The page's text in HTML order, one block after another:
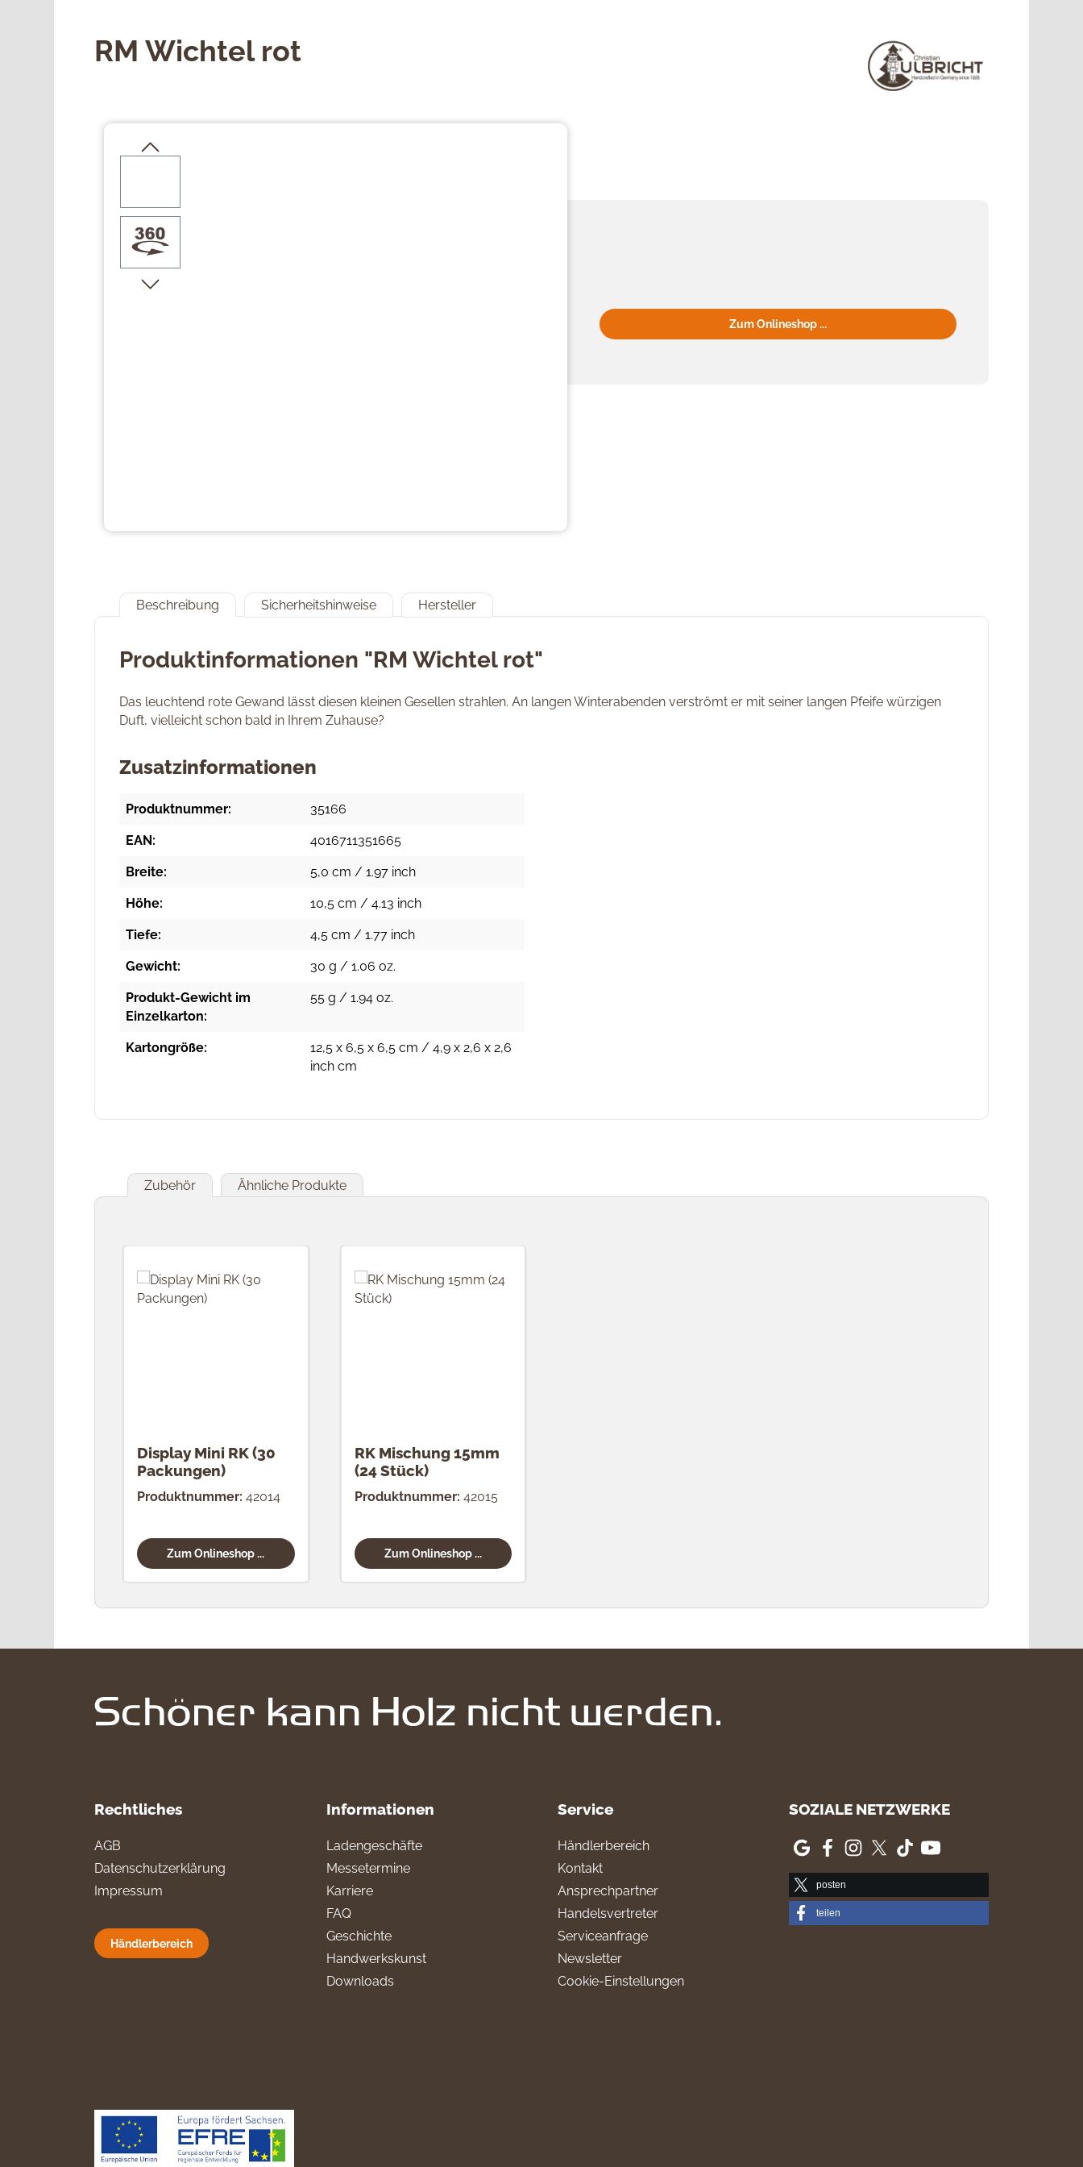
RM Wichtel rot
Zum Onlineshop ...
Beschreibung Sicherheitshinweise Hersteller
Produktinformationen "RM Wichtel rot"
Das leuchtend rote Gewand lässt diesen kleinen Gesellen strahlen. An langen Winterabenden verströmt er mit seiner langen Pfeife würzigen
Duft, vielleicht schon bald in Ihrem Zuhause?
Zusatzinformationen
Produktnummer: 35166
EAN: 4016711351665
Breite: 5,0 cm / 1.97 inch
Höhe: 10,5 cm / 4.13 inch
Tiefe: 4,5 cm / 1.77 inch
Gewicht: 30 g / 1.06 oz.
Produkt-Gewicht im
Einzelkarton:
55 g / 1.94 oz.
Kartongröße:
12,5 x 6,5 x 6,5 cm / 4,9 x 2,6 x 2,6
inch cm
Zubehör Ähnliche Produkte
Display Mini RK (30
Packungen)
Produktnummer: 42014
Zum Onlineshop ...
RK Mischung 15mm
(24 Stück)
Produktnummer: 42015
Zum Onlineshop ...
Rechtliches
AGB
Datenschutzerklärung
Impressum
Händlerbereich
Informationen
Ladengeschäfte
Messetermine
Karriere
FAQ
Geschichte
Handwerkskunst
Downloads
Service
Händlerbereich
Kontakt
Ansprechpartner
Handelsvertreter
Serviceanfrage
Newsletter
Cookie-Einstellungen
SOZIALE NETZWERKE
posten
teilen